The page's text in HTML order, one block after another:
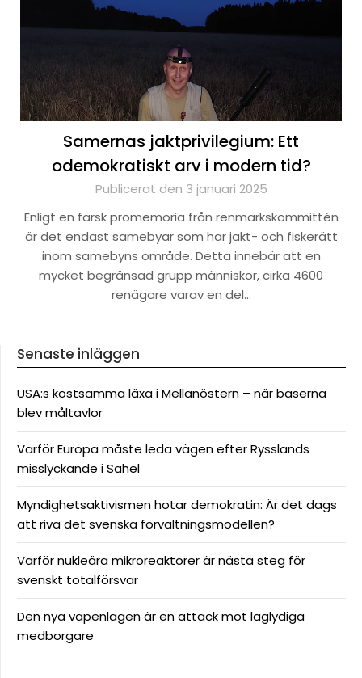
Samernas jaktprivilegium: Ett
odemokratiskt arv i modern tid?
Publicerat den 3 januari 2025
Enligt en färsk promemoria från renmarkskommittén
är det endast samebyar som har jakt- och fiskerätt
inom samebyns område. Detta innebär att en
mycket begränsad grupp människor, cirka 4600
renägare varav en del…
Senaste inläggen
USA:s kostsamma läxa i Mellanöstern – när baserna
blev måltavlor
Varför Europa måste leda vägen efter Rysslands
misslyckande i Sahel
Myndighetsaktivismen hotar demokratin: Är det dags
att riva det svenska förvaltningsmodellen?
Varför nukleära mikroreaktorer är nästa steg för
svenskt totalförsvar
Den nya vapenlagen är en attack mot laglydiga
medborgare